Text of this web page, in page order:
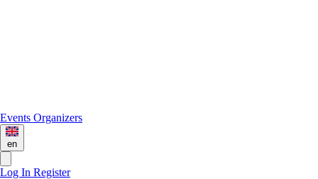
Events Organizers
en
Log In Register